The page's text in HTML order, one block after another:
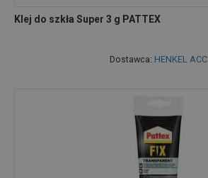
Klej do szkła Super 3 g PATTEX
Dostawca: HENKEL ACC